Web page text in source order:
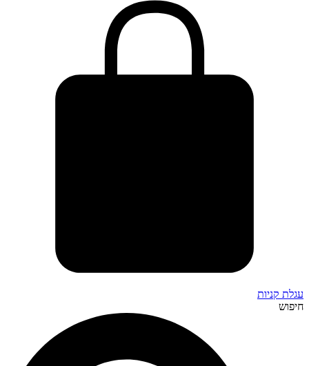
עגלת קניות
חיפוש